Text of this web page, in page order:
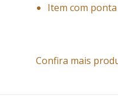
Item com
Confira mais